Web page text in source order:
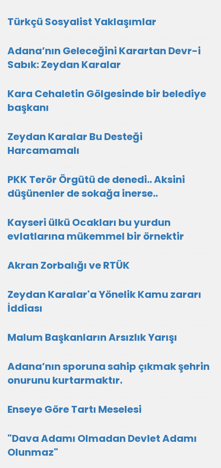
Türkçü Sosyalist Yaklaşımlar
Adana’nın Geleceğini Karartan Devr-i
Sabık: Zeydan Karalar
Kara Cehaletin Gölgesinde bir belediye
başkanı
Zeydan Karalar Bu Desteği
Harcamamalı
PKK Terör Örgütü de denedi.. Aksini
düşünenler de sokağa inerse..
Kayseri ülkü Ocakları bu yurdun
evlatlarına mükemmel bir örnektir
Akran Zorbalığı ve RTÜK
Zeydan Karalar'a Yönelik Kamu zararı
İddiası
Malum Başkanların Arsızlık Yarışı
Adana’nın sporuna sahip çıkmak şehrin
onurunu kurtarmaktır.
Enseye Göre Tartı Meselesi
"Dava Adamı Olmadan Devlet Adamı
Olunmaz"